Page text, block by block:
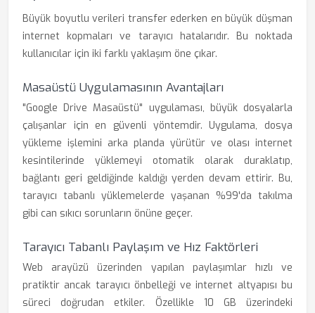
Büyük boyutlu verileri transfer ederken en büyük düşman
internet kopmaları ve tarayıcı hatalarıdır. Bu noktada
kullanıcılar için iki farklı yaklaşım öne çıkar.
Masaüstü Uygulamasının Avantajları
"Google Drive Masaüstü" uygulaması, büyük dosyalarla
çalışanlar için en güvenli yöntemdir. Uygulama, dosya
yükleme işlemini arka planda yürütür ve olası internet
kesintilerinde yüklemeyi otomatik olarak duraklatıp,
bağlantı geri geldiğinde kaldığı yerden devam ettirir. Bu,
tarayıcı tabanlı yüklemelerde yaşanan %99'da takılma
gibi can sıkıcı sorunların önüne geçer.
Tarayıcı Tabanlı Paylaşım ve Hız Faktörleri
Web arayüzü üzerinden yapılan paylaşımlar hızlı ve
pratiktir ancak tarayıcı önbelleği ve internet altyapısı bu
süreci doğrudan etkiler. Özellikle 10 GB üzerindeki